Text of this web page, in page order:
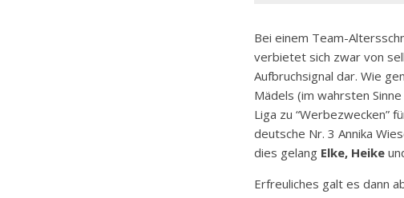
Bei einem Team-
verbietet sich zwar von
Aufbruchsignal dar. Wie
Mädels (im wahrsten
Liga zu “Werbezwecken”
deutsche Nr. 3 Annika
dies gelang Elke, Heike
Erfreuliches galt es dann